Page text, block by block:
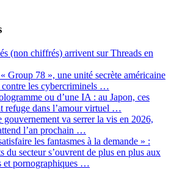
(non chiffrés) arrivent sur Threads en
Group 78 », une unité secrète américaine
contre les cybercriminels …
ou d’une IA : au Japon, ces
refuge dans l’amour virtuel …
va serrer la vis en 2026,
l’an prochain …
les fantasmes à la demande » :
du secteur s’ouvrent de plus en plus aux
et pornographiques …